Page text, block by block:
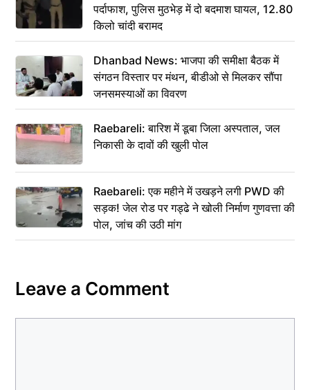
पर्दाफाश, पुलिस मुठभेड़ में दो बदमाश घायल, 12.80
किलो चांदी बरामद
Dhanbad News: भाजपा की समीक्षा बैठक में
संगठन विस्तार पर मंथन, बीडीओ से मिलकर सौंपा
जनसमस्याओं का विवरण
Raebareli: बारिश में डूबा जिला अस्पताल, जल
निकासी के दावों की खुली पोल
Raebareli: एक महीने में उखड़ने लगी PWD की
सड़क! जेल रोड पर गड्ढे ने खोली निर्माण गुणवत्ता की
पोल, जांच की उठी मांग
Leave a Comment